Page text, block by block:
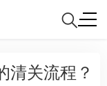
清关流程？